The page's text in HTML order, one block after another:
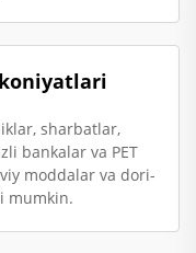
sharbatlar,
bankalar va PET
moddalar va dori-
mumkin.